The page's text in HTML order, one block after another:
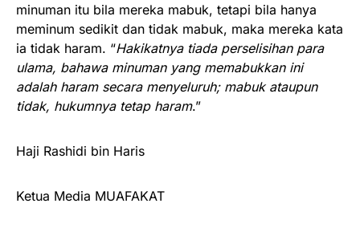
minuman itu bila mereka mabuk, tetapi bila hanya
meminum sedikit dan tidak mabuk, maka mereka kata
ia tidak haram. “Hakikatnya tiada perselisihan para
ulama, bahawa minuman yang memabukkan ini
adalah haram secara menyeluruh; mabuk ataupun
tidak, hukumnya tetap haram.”
Haji Rashidi bin Haris
Ketua Media MUAFAKAT